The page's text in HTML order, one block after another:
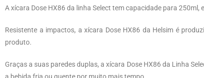
A xícara Dose HX86 da linha Select tem capacidade para
Resistente a impactos, a xícara Dose HX86 da Helsim é
produto.
Graças a suas paredes duplas, a xícara Dose HX86 da Linha
a bebida fria ou quente por muito mais tempo.